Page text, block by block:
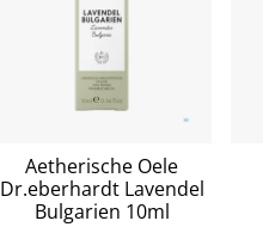
Aetherische Oele
Dr.eberhardt Lavendel
Bulgarien 10ml